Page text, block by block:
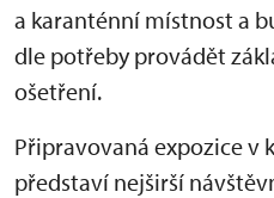
a karanténní místnost a
dle potřeby provádět
ošetření.
Připravovaná expozice v
představí nejširší